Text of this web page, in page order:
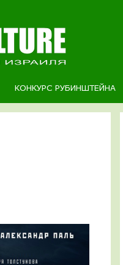
КОНКУРС РУБИНШТЕЙНА